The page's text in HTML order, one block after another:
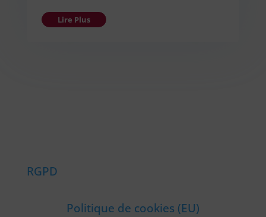
Lire Plus
RGPD
Politique de cookies (EU)